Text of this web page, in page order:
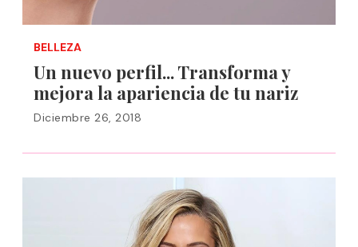
BELLEZA
Un nuevo perfil... Transforma y
mejora la apariencia de tu nariz
Diciembre 26, 2018